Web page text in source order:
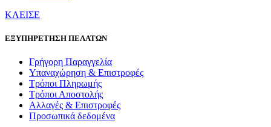
ΚΛΕΙΣΕ
ΕΞΥΠΗΡΕΤΗΣΗ ΠΕΛΑΤΩΝ
Γρήγορη Παραγγελία
Υπαναχώρηση & Επιστροφές
Τρόποι Πληρωμής
Τρόποι Αποστολής
Αλλαγές & Επιστροφές
Προσωπικά δεδομένα